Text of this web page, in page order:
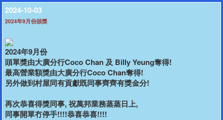
2024-10-03
2024年9月份頒獎
2024年9月份
頭單獎由大廣分行Coco Chan 及 Billy Yeung奪得!
最高營業額獎由大廣分行Coco Chan奪得!
另外做到村屋同有貢獻既同事齊齊有獎金分!
再次恭喜得獎同事, 祝萬邦業務蒸蒸日上,
同事開單冇停手!!!!恭喜恭喜!!!!